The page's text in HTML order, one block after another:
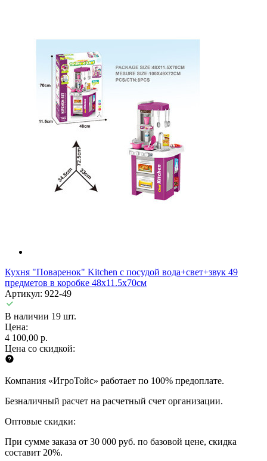
Кухня "Поваренок" Kitchen с посудой вода+свет+звук 49
предметов в коробке 48х11.5х70см
Артикул: 922-49
В наличии 19 шт.
Цена:
4 100,00 р.
Цена со скидкой:
Компания «ИгроТойс» работает по 100% предоплате.
Безналичный расчет на расчетный счет организации.
Оптовые скидки:
При сумме заказа от 30 000 руб. по базовой цене, скидка
составит 20%.